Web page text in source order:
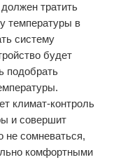
тратить
температуры в
систему
будет
подобрать
климат-контроль
и совершит
не сомневаться,
комфортными